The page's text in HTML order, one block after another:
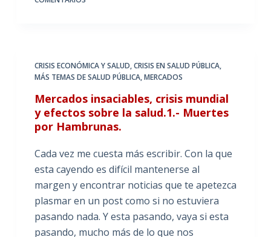
CRISIS ECONÓMICA Y SALUD,CRISIS EN SALUD PÚBLICA,
MÁS TEMAS DE SALUD PÚBLICA,MERCADOS
Mercados insaciables, crisis mundial
y efectos sobre la salud.1.- Muertes
por Hambrunas.
Cada vez me cuesta más escribir. Con la que
esta cayendo es difícil mantenerse al
margen y encontrar noticias que te apetezca
plasmar en un post como si no estuviera
pasando nada. Y esta pasando, vaya si esta
pasando, mucho más de lo que nos